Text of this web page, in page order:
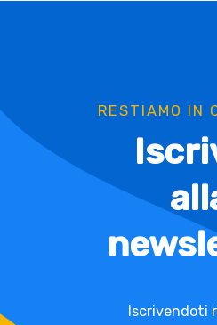
RESTIAMO IN
Iscrivendoti